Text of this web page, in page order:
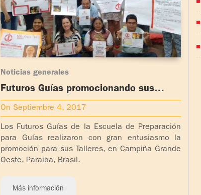
Noticias generales
Futuros Guías promocionando sus
talleres
On Septiembre 4, 2017
Los Futuros Guías de la Escuela de Preparación
para Guías realizaron con gran entusiasmo la
promoción para sus Talleres, en Campiña Grande
Oeste, Paraiba, Brasil.
Más información